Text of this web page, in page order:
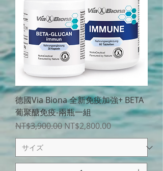
德國Via Biona 全新免疫加強+ BETA
葡聚醣免疫-兩瓶一組
通常価格
NT$3,900.00セール価格
NT$2,800.00